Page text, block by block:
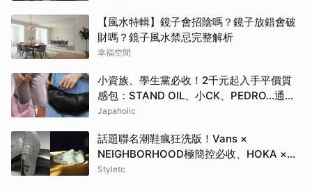
【風水特輯】鏡子會招陰嗎？鏡子放錯會破
財嗎？鏡子風水禁忌完整解析
幸福空間
小資族、學生黨必收！2千元起入手平價質
感包：STAND OIL、小CK、PEDRO…通勤
約會都超加分
Japaholic
話題聯名潮鞋瘋狂洗版！Vans ×
NEIGHBORHOOD極簡控必收、HOKA ×
BEAMS根本穿上腳的藝術品
Styletc